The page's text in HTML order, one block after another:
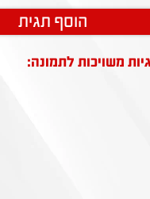
הוסף תגית
משויכות לתמונה: